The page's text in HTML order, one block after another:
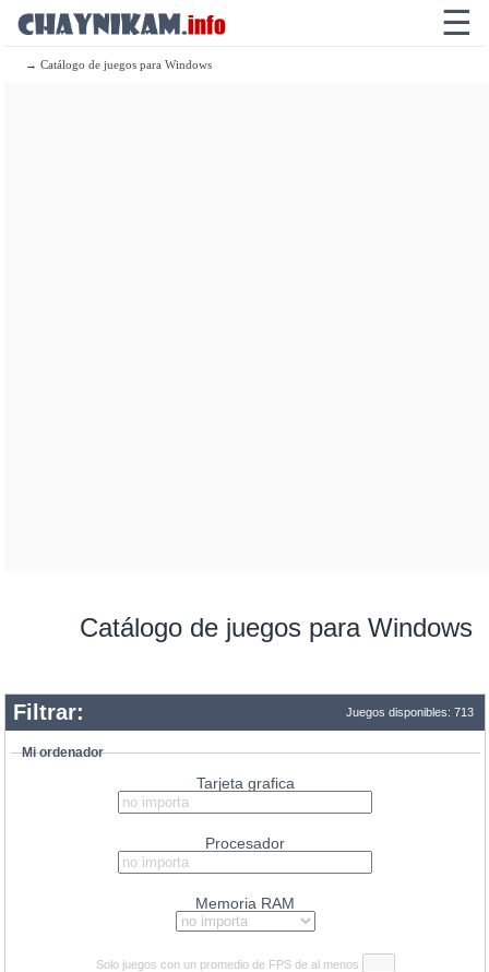
☰
→ Catálogo de juegos para Windows
Catálogo de juegos para Windows
Filtrar: Juegos disponibles: 713
Mi ordenador
Tarjeta grafica
Procesador
Memoria RAM
Solo juegos con un promedio de FPSde al menos